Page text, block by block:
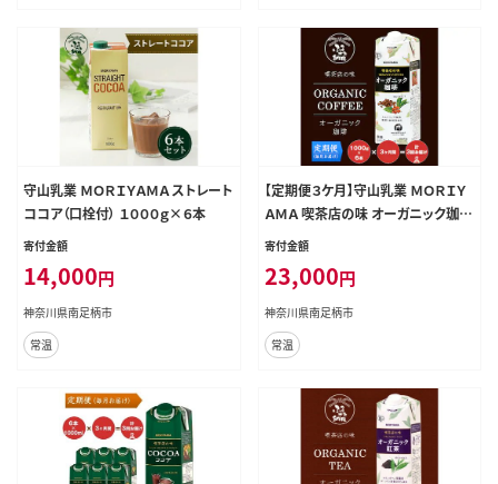
守山乳業 ＭＯＲＩＹＡＭＡ ストレート
ココア（口栓付） １０００ｇ×６本
寄付金額
14,000円
神奈川県南足柄市
常温
【定期便３ケ月】守山乳業 ＭＯＲＩＹ
ＡＭＡ 喫茶店の味 オーガニック珈琲
１０００ｇ×６本 リキッドアイスコー
寄付金額
23,000円
神奈川県南足柄市
常温